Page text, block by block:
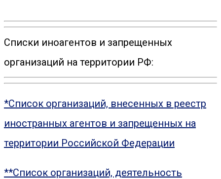
Списки иноагентов и запрещенных
организаций на территории РФ:
*Список организаций, внесенных в реестр
иностранных агентов и запрещенных на
территории Российской Федерации
**Список организаций, деятельность